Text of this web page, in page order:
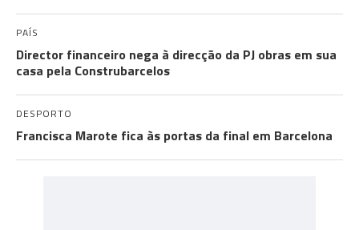
PAÍS
Director financeiro nega à direcção da PJ obras em sua
casa pela Construbarcelos
DESPORTO
Francisca Marote fica às portas da final em Barcelona